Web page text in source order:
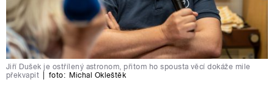
Jiří Dušek je ostřílený astronom, přitom ho spousta věcí dokáže mile
překvapit
foto: Michal Okleštěk